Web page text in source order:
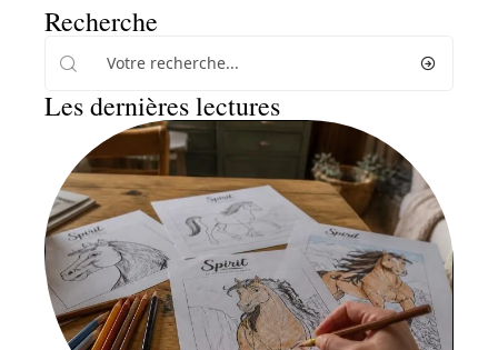
Recherche
Les dernières lectures